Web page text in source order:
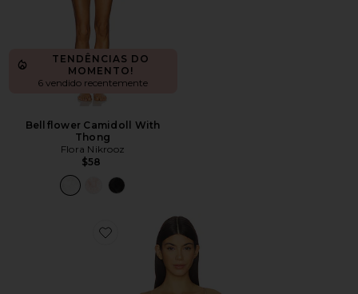
TENDÊNCIAS DO
MOMENTO!
6 vendido recentemente
Bellflower Camidoll With
Thong
Flora Nikrooz
$58
Favorite SUTIÃ PUSH-UP GOTA ULTIMATE